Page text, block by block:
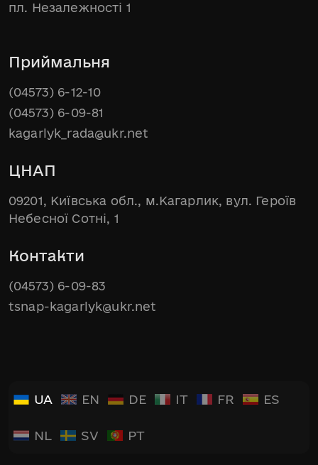
пл. Незалежності 1
Приймальня
(04573) 6-12-10
(04573) 6-09-81
kagarlyk_rada@ukr.net
ЦНАП
09201, Київська обл., м.Кагарлик, вул. Героїв
Небесної Сотні, 1
Контакти
(04573) 6-09-83
tsnap-kagarlyk@ukr.net
UA EN DE IT FR ES
NL SV PT